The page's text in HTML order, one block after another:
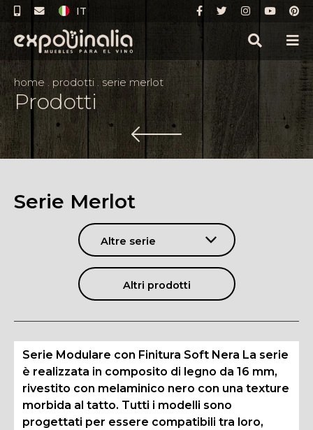
IT
home . prodotti .serie merlot
Prodotti
Serie Merlot
Altre serie
Altri prodotti
Serie Modulare con Finitura Soft Nera La serie
è realizzata in composito di legno da 16 mm,
rivestito con melaminico nero con una texture
morbida al tatto. Tutti i modelli sono
progettati per essere compatibili tra loro,